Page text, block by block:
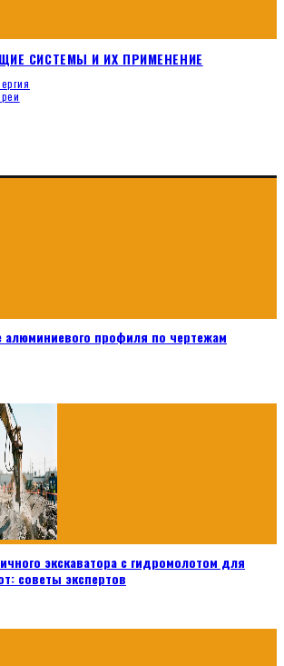
СИСТЕМЫ И ИХ ПРИМЕНЕНИЕ
алюминиевого профиля по чертежам
экскаватора с гидромолотом для
советы экспертов